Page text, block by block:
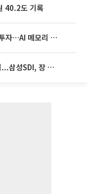
40.2도 기록
SK하이닉스, 용인·청주에 54조 투자…AI 메모리 생산기지 키운다
[특징주] 반도체 온기 탄 2차전지...삼성SDI, 장 초반 7% 넘게 껑충